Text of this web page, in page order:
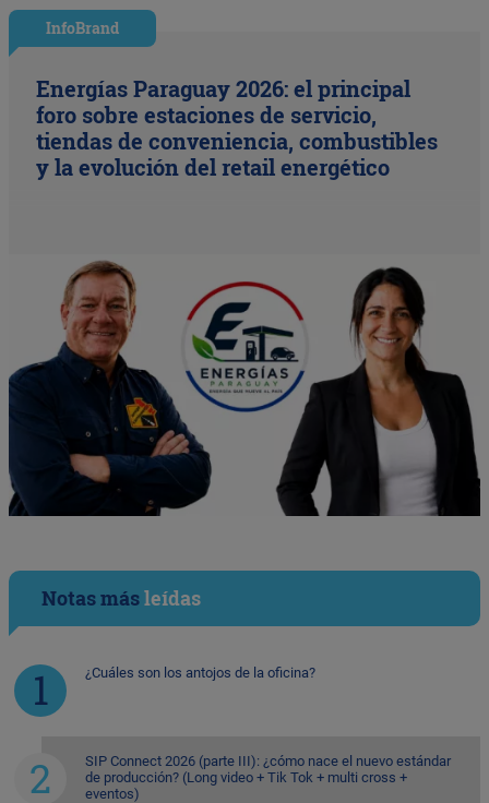
InfoBrand
Energías Paraguay 2026: el principal
foro sobre estaciones de servicio,
tiendas de conveniencia, combustibles
y la evolución del retail energético
Notas másleídas
¿Cuáles son los antojos de la oficina?
SIP Connect 2026 (parte III): ¿cómo nace el nuevo estándar
de producción? (Long video + Tik Tok + multi cross +
eventos)